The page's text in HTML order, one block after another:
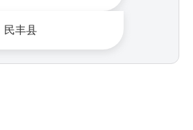
民丰县